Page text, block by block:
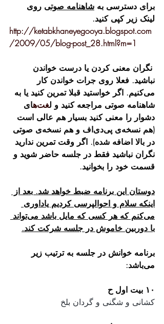
برای دسترسی به شاهنامه صوتی روی
لینک زیر کپی کنید.
http://ketabkhaneyegooya.blogspot.com
/2009/05/blog-post_28.html?m=1
نگران معنی کردن یا درست خواندن
نباشید. فعلا روی جرات خواندن کار
می‌کنیم. اگر خواستید قبلا تمرین کنید یا به
شاهنامه صوتی مراجعه کنید و لغت‌ه ای
دشوار را معنی کنید بسیار هم عالی است
(هم نسخه‌ی پی‌دی‌اف و هم نسخه‌ی صوتی
در بالا اضافه شده). اگر وقت تمرین ندارید
نگران نباشید فقط در جلسه حاضر شوید و
قسمت خود را بخوانید.
دوستان این برنامه ضبط خواهد شد. بعد از
اینکه سلام و احوالپرسی کردیم یاداوری
می‌کنم که هر کسی که مایل باشد می‌تواند
با دوربین خاموش در جلسه شرکت کند.
برنامه خوانش در جلسه به ترتیب زیر
می‌باشد:
۱۰ بیت اول ح
کشانی و شگنی و گردان بلخ